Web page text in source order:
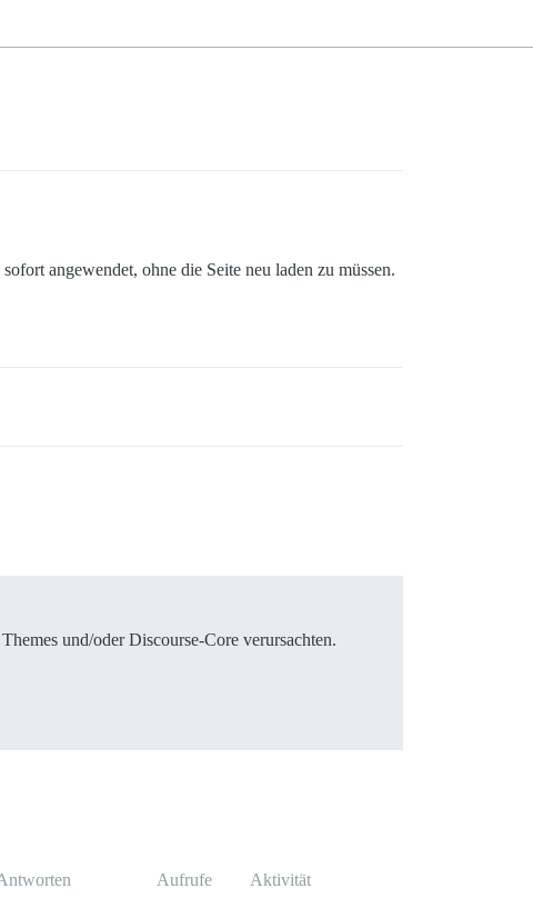
angewendet, ohne die Seite neu laden zu müssen.
und/oder Discourse-Core verursachten.
Aufrufe Aktivität